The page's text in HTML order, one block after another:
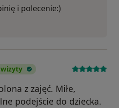
i polecenie:)
z zajęć. Miłe,
podejście do dziecka.